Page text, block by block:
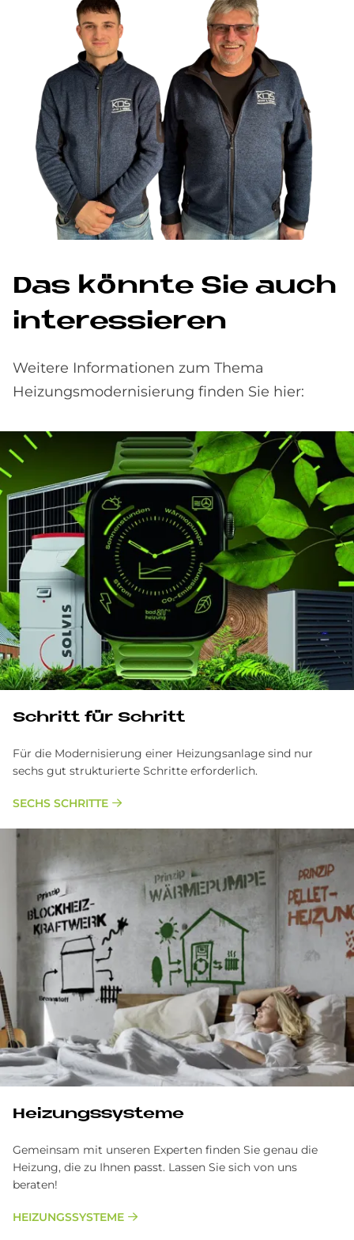
Das könn­te Sie auch
in­ter­es­sie­ren
Weitere Informationen zum Thema
Heizungsmodernisierung finden Sie hier:
Schritt für Schritt
Für die Modernisierung einer Heizungsanlage sind nur
sechs gut strukturierte Schritte erforderlich.
SECHS SCHRITTE
Hei­zungs­sy­ste­me
Gemeinsam mit unseren Experten finden Sie genau die
Heizung, die zu Ihnen passt. Lassen Sie sich von uns
beraten!
HEIZUNGSSYSTEME